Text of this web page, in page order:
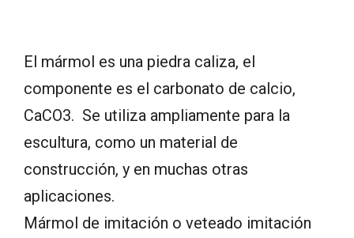
El mármol es una piedra caliza, el
componente es el carbonato de calcio,
CaCO3. Se utiliza ampliamente para la
escultura, como un material de
construcción, y en muchas otras
aplicaciones.
Mármol de imitación o veteado imitación